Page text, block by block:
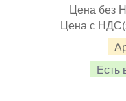
Есть
Цена без
Цена с